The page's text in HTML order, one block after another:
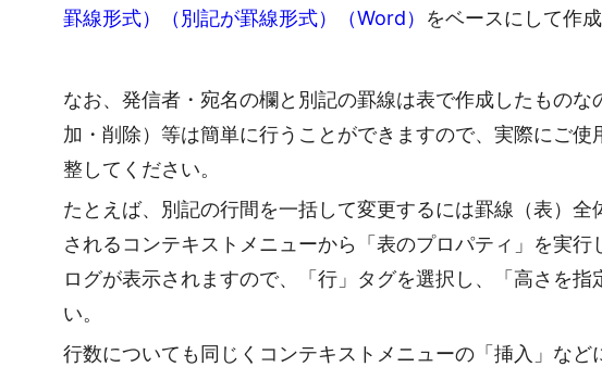
罫線形式）（別記が罫線形式）（Word） をベースにして作
なお、発信者・宛名の欄と別記の罫線は表で作成したもの
加・削除）等は簡単に行うことができますので、実際にご
整してください。
たとえば、別記の行間を一括して変更するには罫線（表）
されるコンテキストメニューから「表のプロパティ」を実
ログが表示されますので、「行」タグを選択し、「高さを
い。
行数についても同じくコンテキストメニューの「挿入」など